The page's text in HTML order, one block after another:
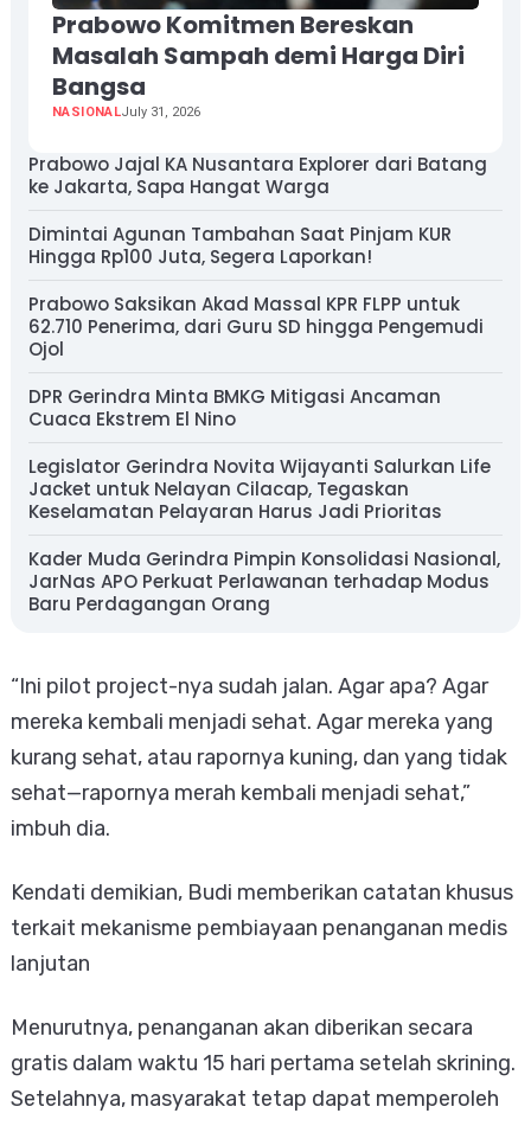
Prabowo Komitmen Bereskan
Masalah Sampah demi Harga Diri
Bangsa
NASIONALJuly 31, 2026
Prabowo Jajal KA Nusantara Explorer dari Batang
ke Jakarta, Sapa Hangat Warga
Dimintai Agunan Tambahan Saat Pinjam KUR
Hingga Rp100 Juta, Segera Laporkan!
Prabowo Saksikan Akad Massal KPR FLPP untuk
62.710 Penerima, dari Guru SD hingga Pengemudi
Ojol
DPR Gerindra Minta BMKG Mitigasi Ancaman
Cuaca Ekstrem El Nino
Legislator Gerindra Novita Wijayanti Salurkan Life
Jacket untuk Nelayan Cilacap, Tegaskan
Keselamatan Pelayaran Harus Jadi Prioritas
Kader Muda Gerindra Pimpin Konsolidasi Nasional,
JarNas APO Perkuat Perlawanan terhadap Modus
Baru Perdagangan Orang
“Ini pilot project-nya sudah jalan. Agar apa? Agar
mereka kembali menjadi sehat. Agar mereka yang
kurang sehat, atau rapornya kuning, dan yang tidak
sehat—rapornya merah kembali menjadi sehat,”
imbuh dia.
Kendati demikian, Budi memberikan catatan khusus
terkait mekanisme pembiayaan penanganan medis
lanjutan
Menurutnya, penanganan akan diberikan secara
gratis dalam waktu 15 hari pertama setelah skrining.
Setelahnya, masyarakat tetap dapat memperoleh